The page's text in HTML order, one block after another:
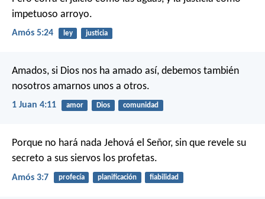
impetuoso arroyo.
Amós 5:24 ley justicia
Amados, si Dios nos ha amado así, debemos también
nosotros amarnos unos a otros.
1 Juan 4:11 amor Dios comunidad
Porque no hará nada Jehová el Señor, sin que revele su
secreto a sus siervos los profetas.
Amós 3:7 profecía planificación fiabilidad